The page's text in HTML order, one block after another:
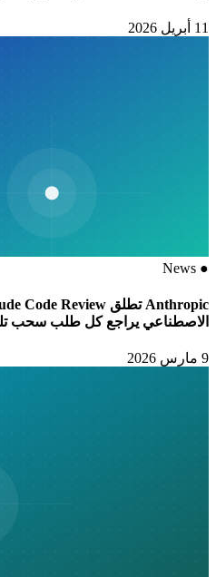
11 أبريل 2026
●
News
الاصطناعي يراجع كل طلب سحب